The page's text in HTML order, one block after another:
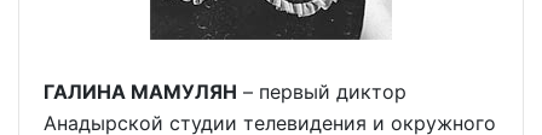
ГАЛИНА МАМУЛЯН – первый диктор
Анадырской студии телевидения и окружного